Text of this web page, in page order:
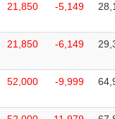
21,850 -5,149
21,850 -6,149
52,000 -9,999